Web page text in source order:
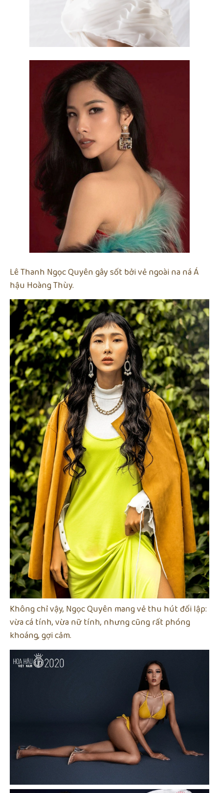
Lê Thanh Ngọc Quyên gây sốt bởi vẻ ngoài na ná Á
hậu Hoàng Thùy.
Không chỉ vậy, Ngọc Quyên mang vẻ thu hút đối lập:
vừa cá tính, vừa nữ tính, nhưng cũng rất phóng
khoáng, gợi cảm.